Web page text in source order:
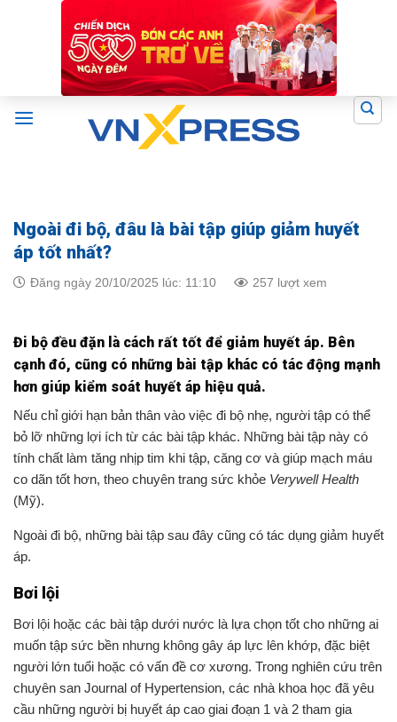
Ngoài đi bộ, đâu là bài tập giúp giảm huyết
áp tốt nhất?
Đăng ngày 20/10/2025 lúc: 11:10 257 lượt xem
Đi bộ đều đặn là cách rất tốt để giảm huyết áp. Bên
cạnh đó, cũng có những bài tập khác có tác động mạnh
hơn giúp kiểm soát huyết áp hiệu quả.
Nếu chỉ giới hạn bản thân vào việc đi bộ nhẹ, người tập có thể
bỏ lỡ những lợi ích từ các bài tập khác. Những bài tập này có
tính chất làm tăng nhịp tim khi tập, căng cơ và giúp mạch máu
co dãn tốt hơn, theo chuyên trang sức khỏe Verywell Health
(Mỹ).
Ngoài đi bộ, những bài tập sau đây cũng có tác dụng giảm huyết
áp.
Bơi lội
Bơi lội hoặc các bài tập dưới nước là lựa chọn tốt cho những ai
muốn tập sức bền nhưng không gây áp lực lên khớp, đặc biệt
người lớn tuổi hoặc có vấn đề cơ xương. Trong nghiên cứu trên
chuyên san Journal of Hypertension, các nhà khoa học đã yêu
cầu những người bị huyết áp cao giai đoạn 1 và 2 tham gia